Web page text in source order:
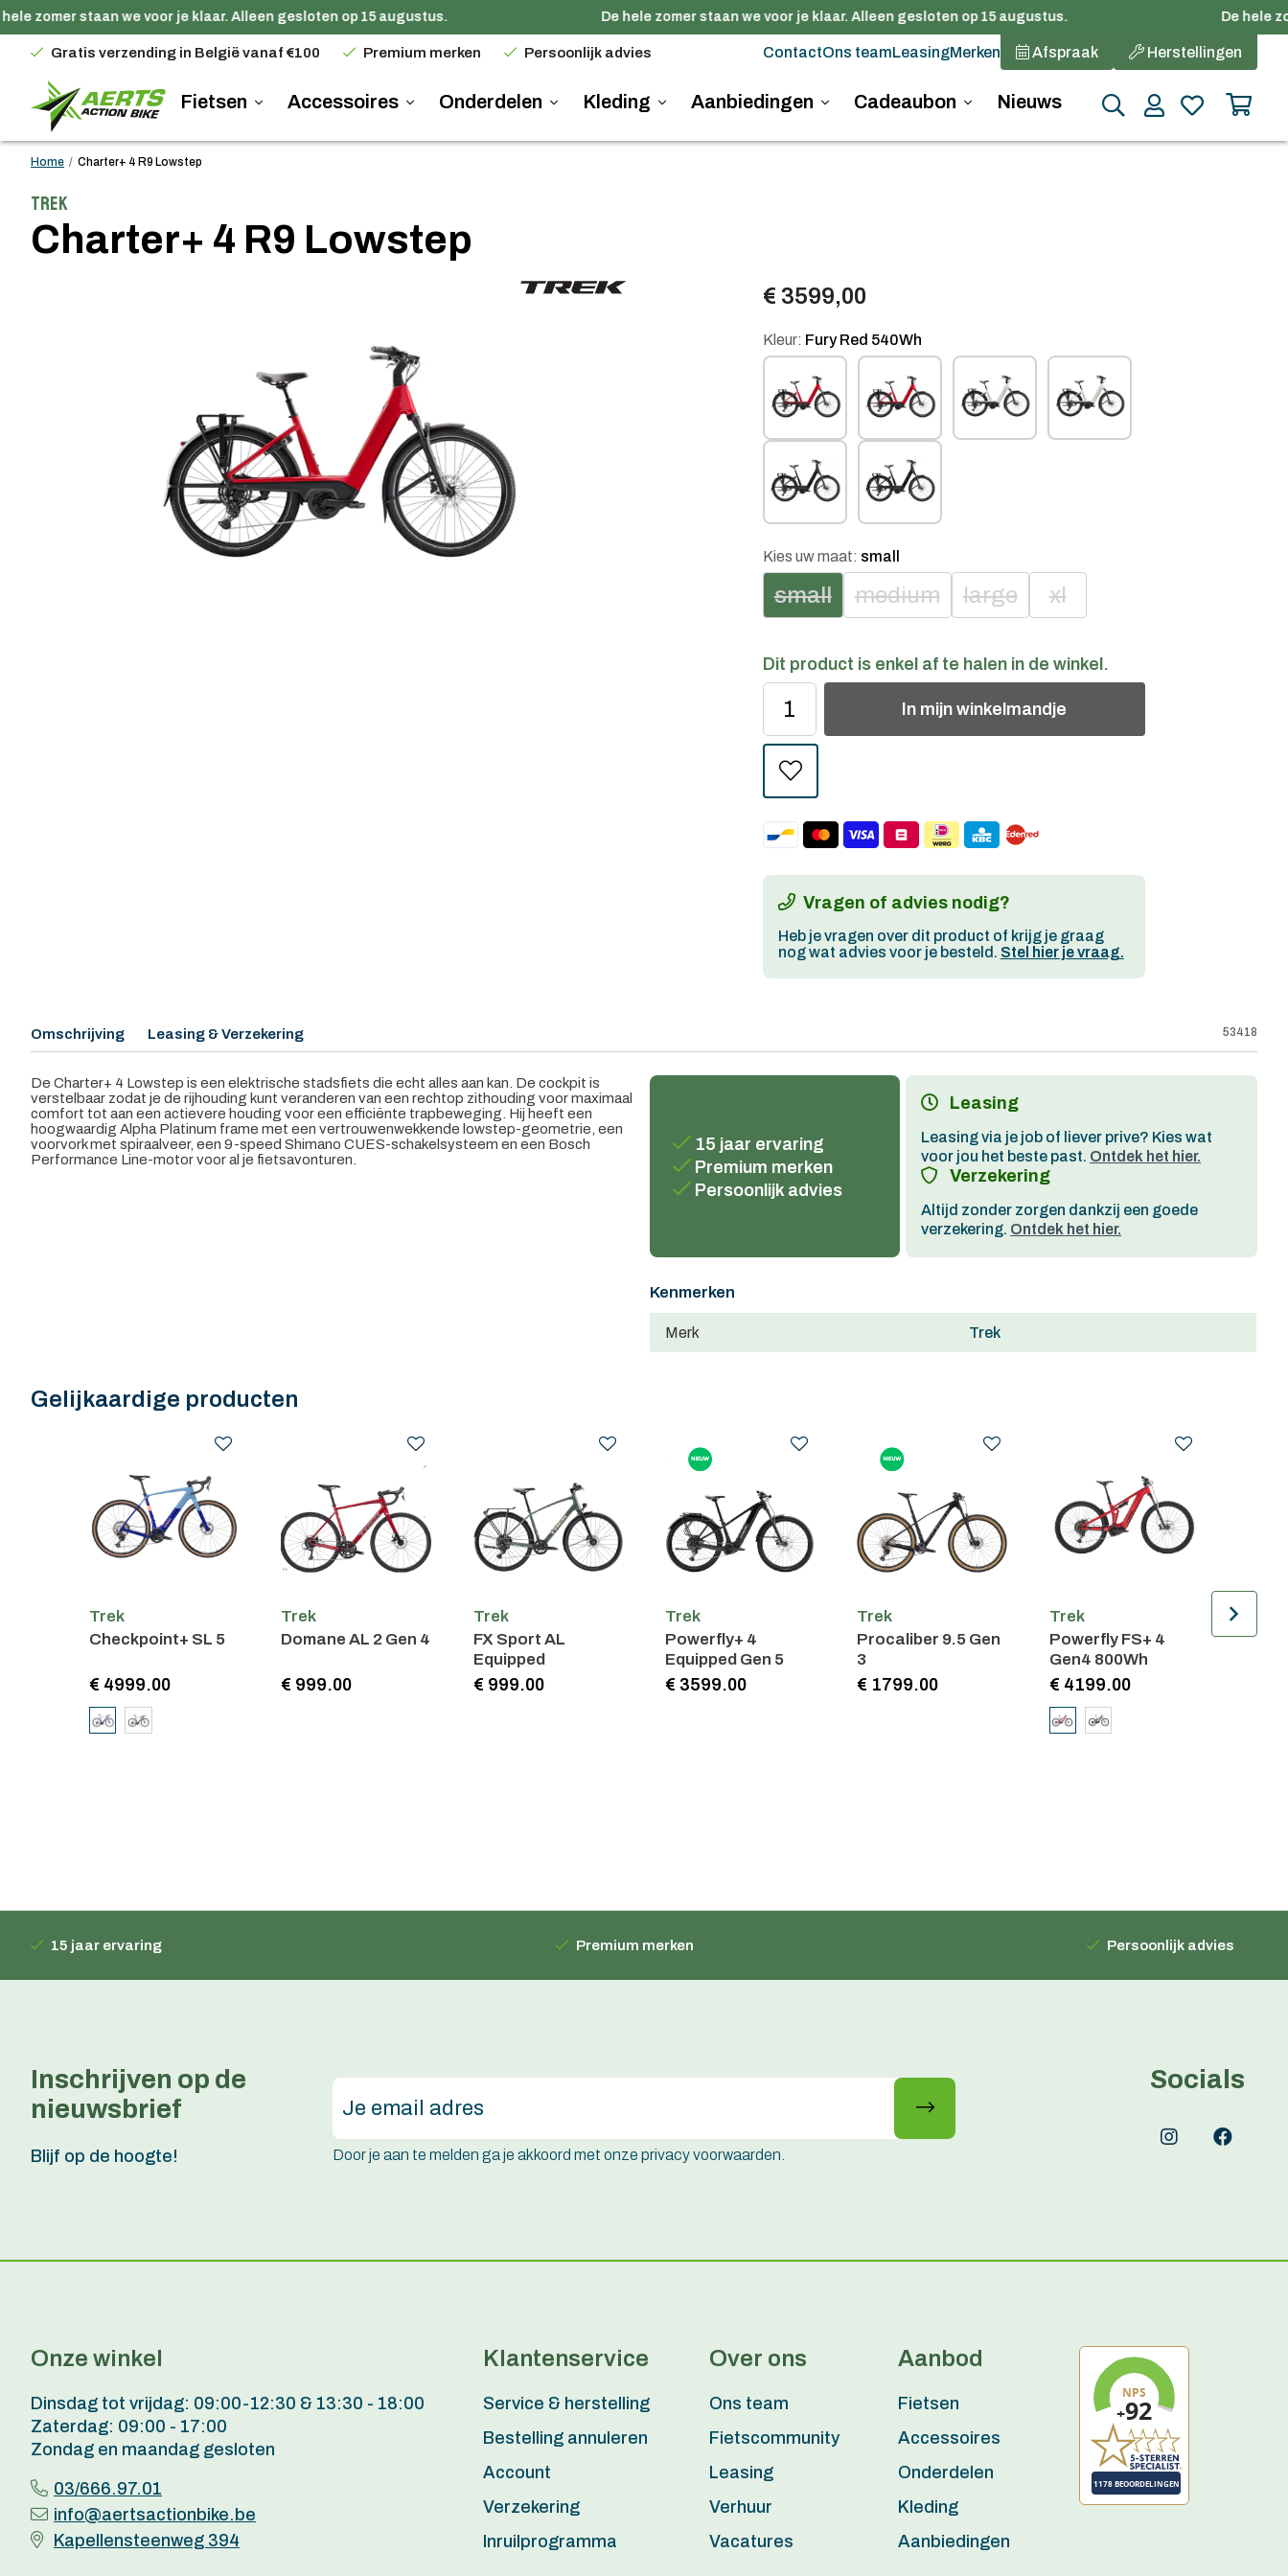
zomer staan we voor je klaar. Alleen gesloten op 15 augustus. De hele zomer staan we voor je klaar. Alleen gesloten op 15 augustus. De hele
Gratis verzending in België vanaf €100 Premium merken Persoonlijk advies ContactOns teamLeasingMerken Afspraak Herstellingen
Fietsen Accessoires Onderdelen Kleding Aanbiedingen Cadeaubon Nieuws
Home / Charter+ 4 R9 Lowstep
Trek
Charter+ 4 R9 Lowstep
€ 3599,00
Kleur: Fury Red 540Wh
Kies uw maat: small
small medium large xl
Dit product is enkel af te halen in de winkel.
In mijn winkelmandje
Vragen of advies nodig?
Heb je vragen over dit product of krijg je graag
nog wat advies voor je besteld. Stel hier je vraag.
Omschrijving Leasing & Verzekering 53418
De Charter+ 4 Lowstep is een elektrische stadsfiets die echt alles aan kan. De cockpit is
verstelbaar zodat je de rijhouding kunt veranderen van een rechtop zithouding voor maximaal
comfort tot aan een actievere houding voor een efficiënte trapbeweging. Hij heeft een
hoogwaardig Alpha Platinum frame met een vertrouwenwekkende lowstep-geometrie, een
voorvork met spiraalveer, een 9-speed Shimano CUES-schakelsysteem en een Bosch
Performance Line-motor voor al je fietsavonturen.
15 jaar ervaring
Premium merken
Persoonlijk advies
Leasing
Leasing via je job of liever prive? Kies wat
voor jou het beste past. Ontdek het hier.
Verzekering
Altijd zonder zorgen dankzij een goede
verzekering. Ontdek het hier.
Kenmerken
Merk Trek
Gelijkaardige producten
Trek
Checkpoint+ SL 5
€ 4999.00
Trek
Domane AL 2 Gen 4
€ 999.00
Trek
FX Sport AL
Equipped
€ 999.00
Trek
Powerfly+ 4
Equipped Gen 5
€ 3599.00
Trek
Procaliber 9.5 Gen
3
€ 1799.00
Trek
Powerfly FS+ 4
Gen4 800Wh
€ 4199.00
Helm
15 jaar ervaring Premium merken Persoonlijk advies
Inschrijven op de
nieuwsbrief
Blijf op de hoogte! Door je aan te melden ga je akkoord met onze privacy voorwaarden.
Socials
Onze winkel
Dinsdag tot vrijdag: 09:00-12:30 & 13:30 - 18:00
Zaterdag: 09:00 - 17:00
Zondag en maandag gesloten
03/666.97.01
info@aertsactionbike.be
Kapellensteenweg 394
Klantenservice
Service & herstelling
Bestelling annuleren
Account
Verzekering
Inruilprogramma
Over ons
Ons team
Fietscommunity
Leasing
Verhuur
Vacatures
Aanbod
Fietsen
Accessoires
Onderdelen
Kleding
Aanbiedingen